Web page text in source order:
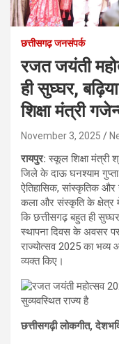
छत्तीसगढ़ जनसंपर्क
रजत जयंती
ही सुघ्घर,
शिक्षा मंत्री
November 3, 2025
रायपुर:स्कूल शिक्षा मंत्री
जिले के दाऊ घनश्याम
ऐतिहासिक, सांस्कृतिक और
कला और संस्कृति के क्षेत्र
कि छत्तीसगढ़ बहुत ही
स्थापना दिवस के अवसर
राज्योत्सव 2025 का
व्यक्त किए।
छत्तीसगढ़ी लोकगीत,